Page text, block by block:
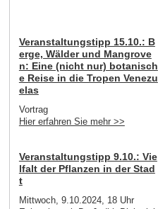
Veranstaltungstipp 15.10.: B
erge, Wälder und Mangrove
n: Eine (nicht nur) botanisch
e Reise in die Tropen Venezu
elas
Vortrag
Hier erfahren Sie mehr >>
Veranstaltungstipp 9.10.: Vie
lfalt der Pflanzen in der Stad
t
Mittwoch, 9.10.2024, 18 Uhr